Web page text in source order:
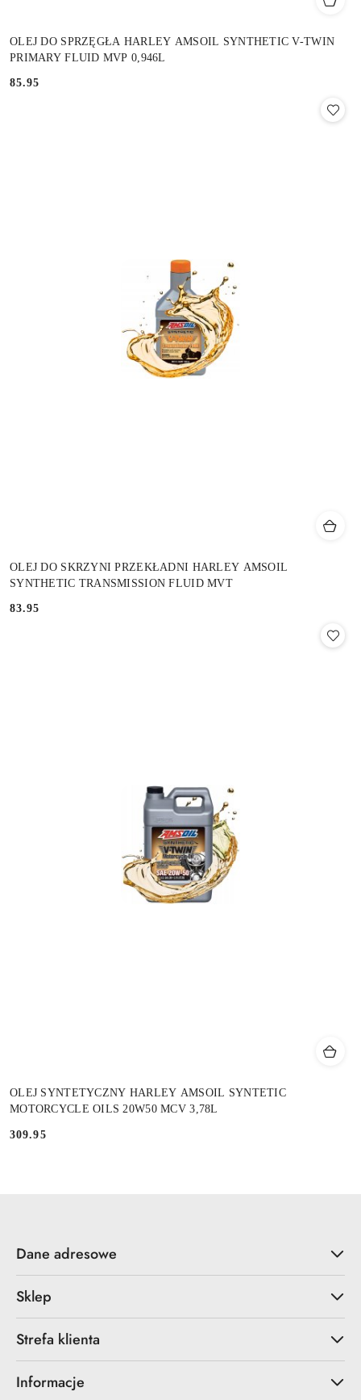
OLEJ DO SPRZĘGŁA HARLEY AMSOIL SYNTHETIC V-TWIN
PRIMARY FLUID MVP 0,946L
Cena:
85.95
OLEJ DO SKRZYNI PRZEKŁADNI HARLEY AMSOIL
SYNTHETIC TRANSMISSION FLUID MVT
Cena:
83.95
OLEJ SYNTETYCZNY HARLEY AMSOIL SYNTETIC
MOTORCYCLE OILS 20W50 MCV 3,78L
Cena:
309.95
Dane adresowe
Sklep
Strefa klienta
Informacje